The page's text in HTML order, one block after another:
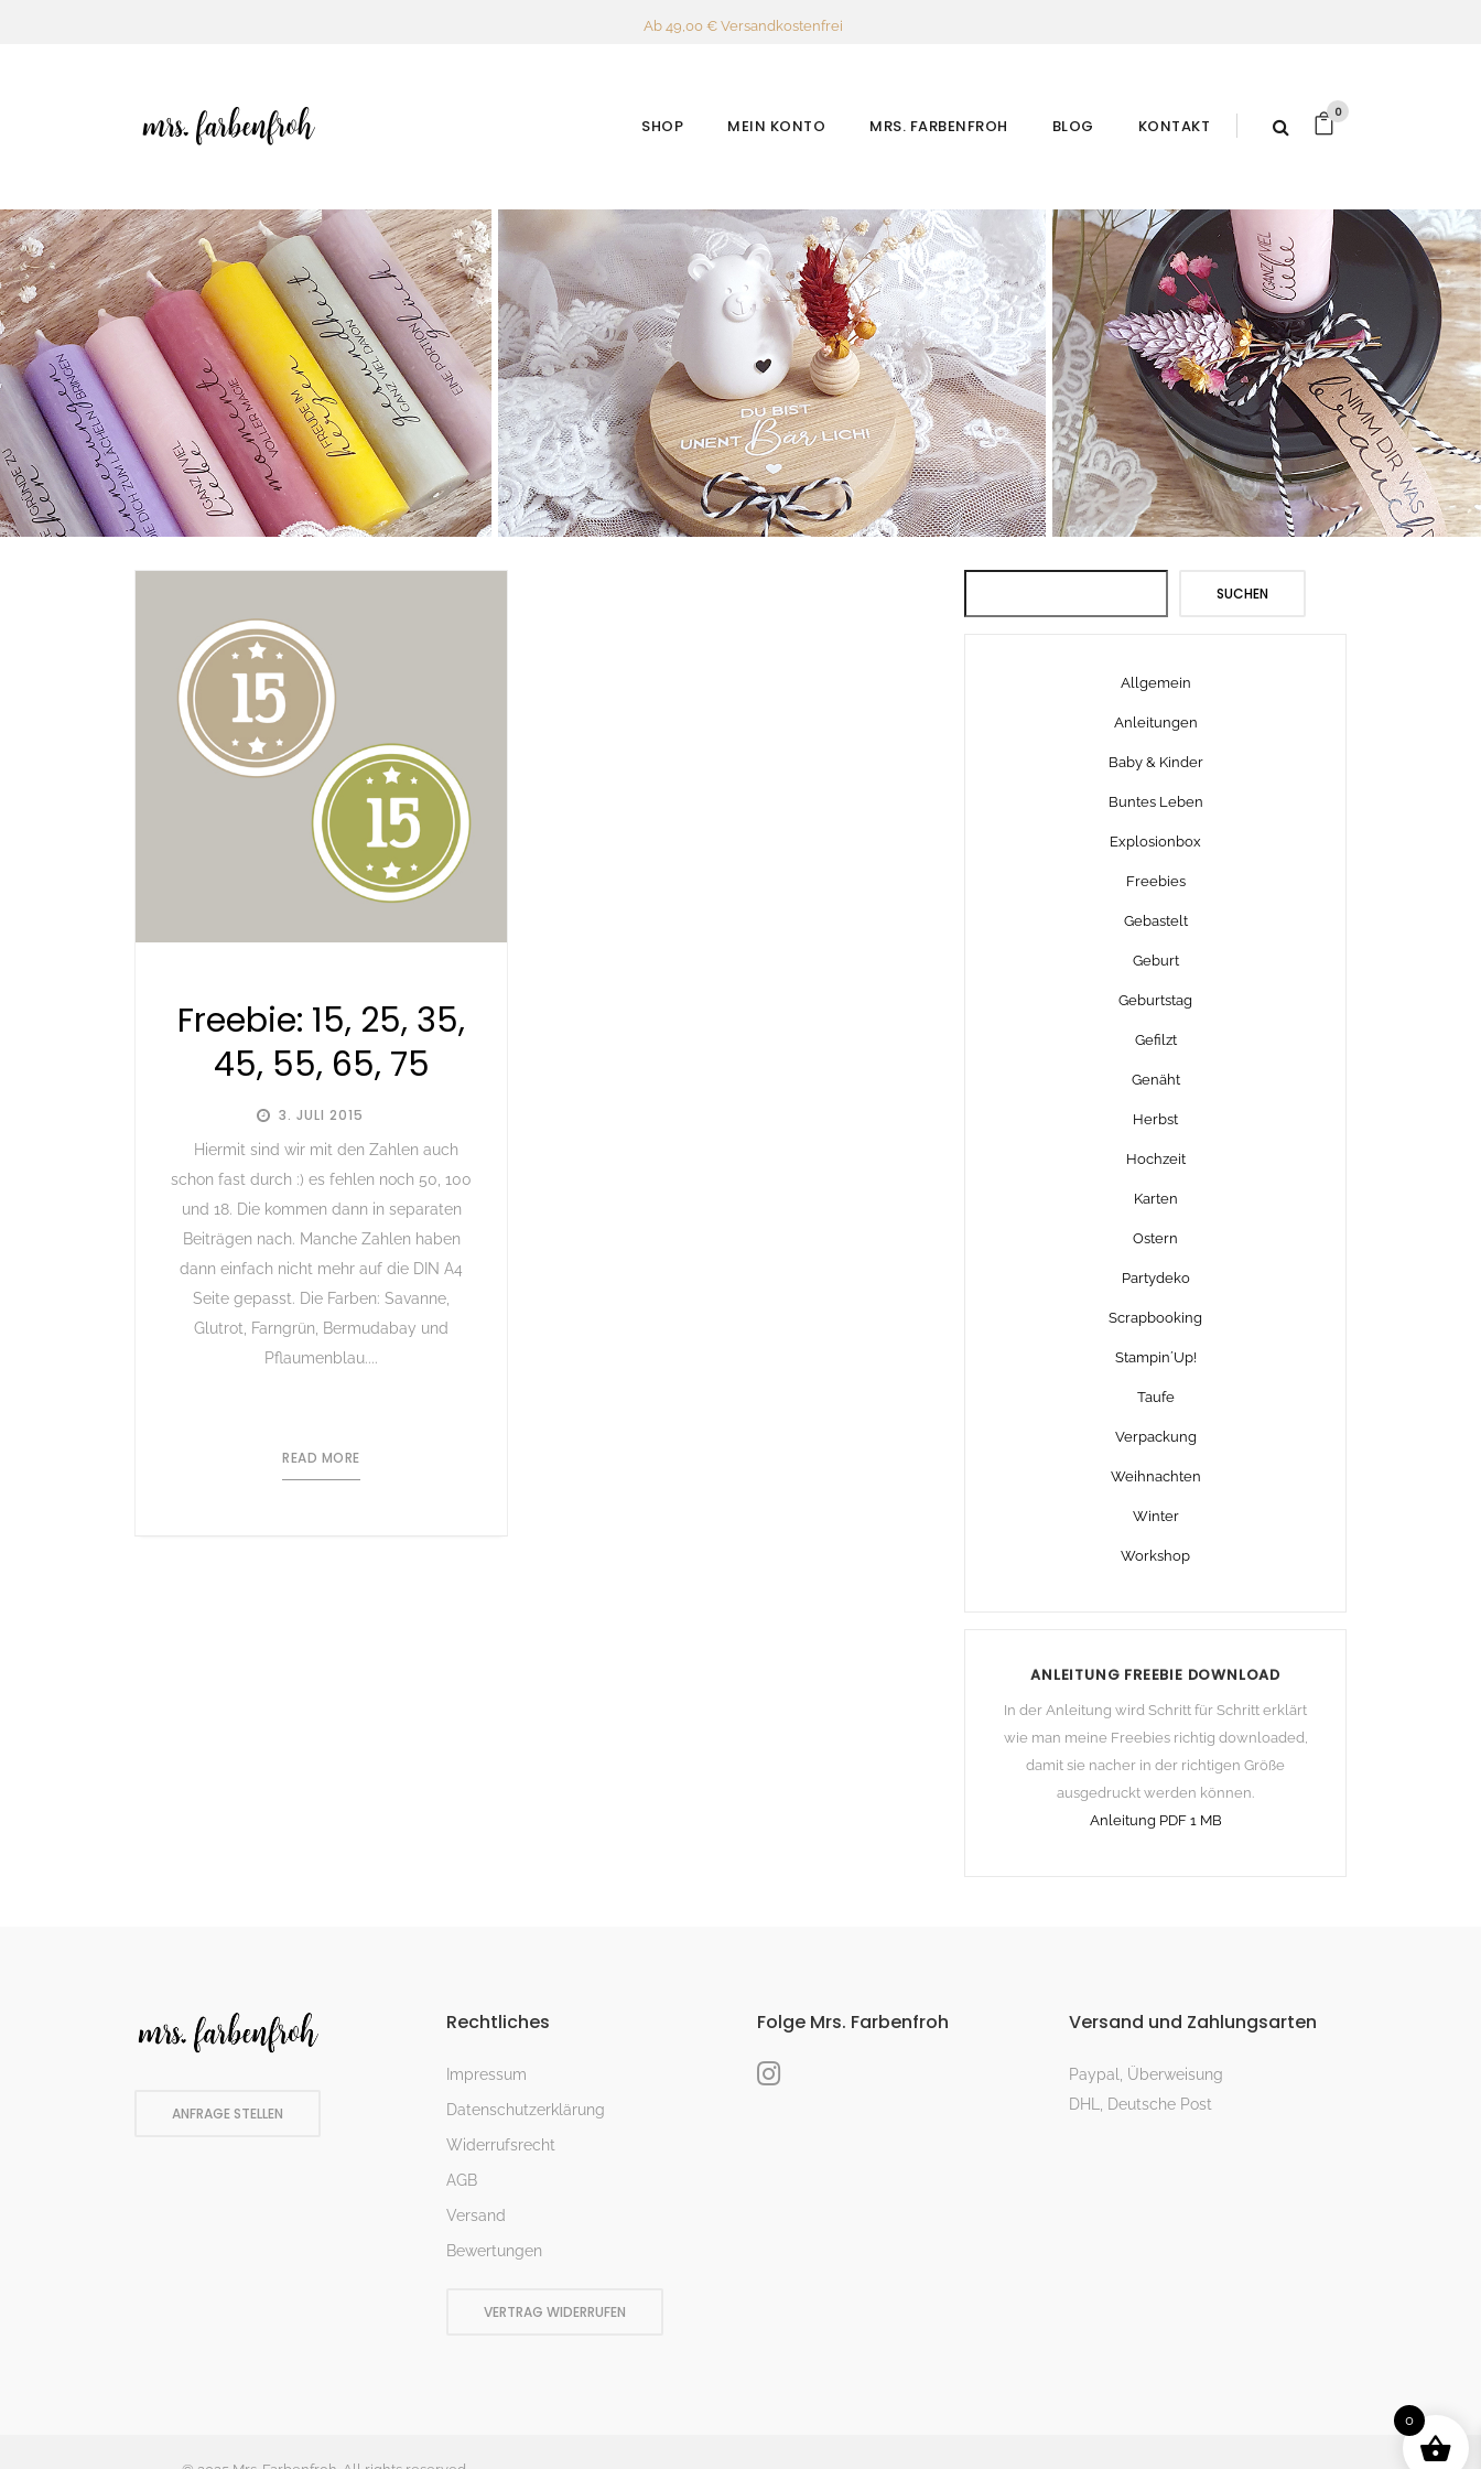
Ab 49,00 € Versandkostenfrei
SHOP MEIN KONTO MRS. FARBENFROH BLOG KONTAKT
0
3. JULI 2015
Freebie: 15, 25, 35,
45, 55, 65, 75
Hiermit sind wir mit den Zahlen auch
schon fast durch :) es fehlen noch 50, 100
und 18. Die kommen dann in separaten
Beiträgen nach. Manche Zahlen haben
dann einfach nicht mehr auf die DIN A4
Seite gepasst. Die Farben: Savanne,
Glutrot, Farngrün, Bermudabay und
Pflaumenblau....
READ MORE
SUCHEN
Allgemein
Anleitungen
Baby & Kinder
Buntes Leben
Explosionbox
Freebies
Gebastelt
Geburt
Geburtstag
Gefilzt
Genäht
Herbst
Hochzeit
Karten
Ostern
Partydeko
Scrapbooking
Stampin´Up!
Taufe
Verpackung
Weihnachten
Winter
Workshop
ANLEITUNG FREEBIE DOWNLOAD
In der Anleitung wird Schritt für Schritt erklärt
wie man meine Freebies richtig downloaded,
damit sie nacher in der richtigen Größe
ausgedruckt werden können.
Anleitung PDF 1 MB
ANFRAGE STELLEN
Rechtliches
Impressum
Datenschutzerklärung
Widerrufsrecht
AGB
Versand
Bewertungen
VERTRAG WIDERRUFEN
Folge Mrs. Farbenfroh Versand und Zahlungsarten
Paypal, Überweisung
DHL, Deutsche Post
0